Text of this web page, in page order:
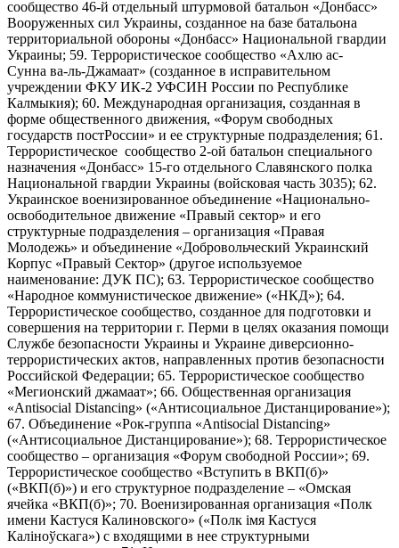
сообщество 46-й отдельный штурмовой батальон «Донбасс»
Вооруженных сил Украины, созданное на базе батальона
территориальной обороны «Донбасс» Национальной гвардии
Украины; 59. Террористическое сообщество «Ахлю ас-
Сунна ва-ль-Джамаат» (созданное в исправительном
учреждении ФКУ ИК-2 УФСИН России по Республике
Калмыкия); 60. Международная организация, созданная в
форме общественного движения, «Форум свободных
государств постРоссии» и ее структурные подразделения; 61.
Террористическое сообщество 2-ой батальон специального
назначения «Донбасс» 15-го отдельного Славянского полка
Национальной гвардии Украины (войсковая часть 3035); 62.
Украинское военизированное объединение «Национально-
освободительное движение «Правый сектор» и его
структурные подразделения – организация «Правая
Молодежь» и объединение «Добровольческий Украинский
Корпус «Правый Сектор» (другое используемое
наименование: ДУК ПС); 63. Террористическое сообщество
«Народное коммунистическое движение» («НКД»); 64.
Террористическое сообщество, созданное для подготовки и
совершения на территории г. Перми в целях оказания помощи
Службе безопасности Украины и Украине диверсионно-
террористических актов, направленных против безопасности
Российской Федерации; 65. Террористическое сообщество
«Мегионский джамаат»; 66. Общественная организация
«Antisocial Distancing» («Антисоциальное Дистанцирование»);
67. Объединение «Рок-группа «Antisocial Distancing»
(«Антисоциальное Дистанцирование»); 68. Террористическое
сообщество – организация «Форум свободной России»; 69.
Террористическое сообщество «Вступить в ВКП(б)»
(«ВКП(б)») и его структурное подразделение – «Омская
ячейка «ВКП(б)»; 70. Военизированная организация «Полк
имени Кастуся Калиновского» («Полк iмя Кастуся
Калiноўскага») с входящими в нее структурными